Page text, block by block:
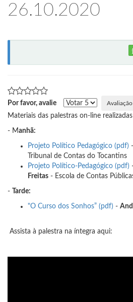
26.10.2020
Por favor, avalie
Materiais das palestras on-line
- Manhã:
Projeto Político Pedagógico (pdf) -
Tribunal de Contas do Tocantins
Projeto Político-Pedagógico (pdf)
Freitas - Escola de Contas
- Tarde:
"O Curso dos Sonhos” (pdf) -
Assista à palestra na íntegra aqui: